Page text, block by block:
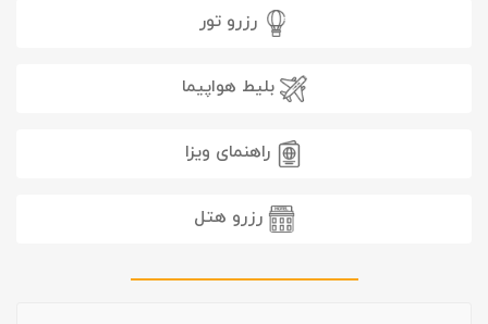
رزرو تور
بلیط هواپیما
راهنمای ویزا
رزرو هتل